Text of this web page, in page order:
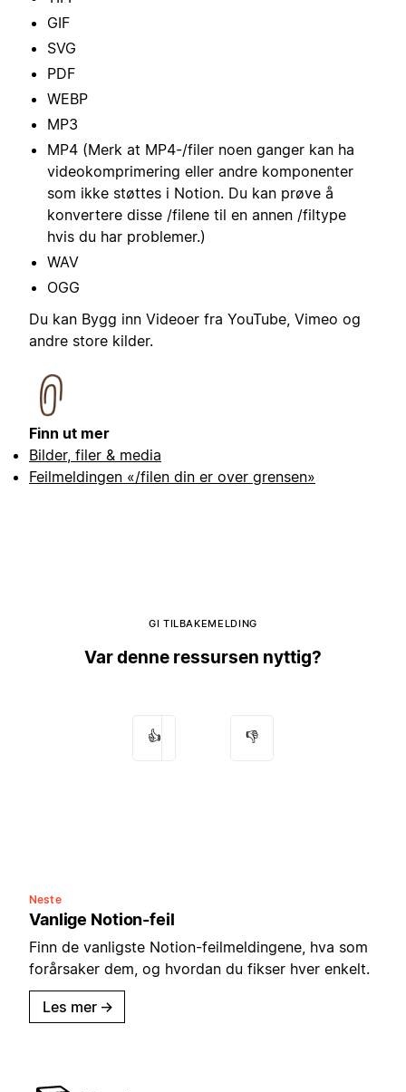
GIF
SVG
PDF
WEBP
MP3
MP4 (Merk at MP4-/filer noen ganger kan ha
videokomprimering eller andre komponenter
som ikke støttes i Notion. Du kan prøve å
konvertere disse /filene til en annen /filtype
hvis du har problemer.)
WAV
OGG
Du kan Bygg inn Videoer fra YouTube, Vimeo og
andre store kilder.
Finn ut mer
Bilder, filer & media
Feilmeldingen «/filen din er over grensen»
GI TILBAKEMELDING
Var denne ressursen nyttig?
👍 👎
Neste
Vanlige Notion-feil
Finn de vanligste Notion-feilmeldingene, hva som
forårsaker dem, og hvordan du fikser hver enkelt.
Les mer →